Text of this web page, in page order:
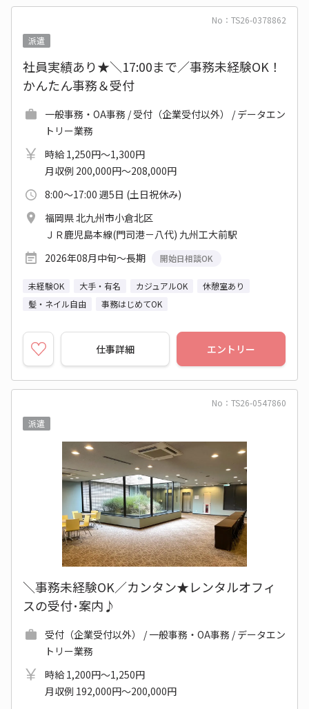
No：TS26-0378862
派遣
社員実績あり★＼17:00まで／事務未経験OK！
かんたん事務＆受付
一般事務・OA事務 / 受付（企業受付以外） / データエン
トリー業務
時給 1,250円～1,300円
月収例 200,000円～208,000円
8:00～17:00 週5日 (土日祝休み)
福岡県 北九州市小倉北区
ＪＲ鹿児島本線(門司港－八代) 九州工大前駅
2026年08月中旬～長期
開始日相談OK
未経験OK 大手・有名 カジュアルOK
休憩室あり
髪・ネイル自由
事務はじめてOK
仕事詳細 エントリー
No：TS26-0547860
派遣
＼事務未経験OK／カンタン★レンタルオフィ
スの受付･案内♪
受付（企業受付以外） / 一般事務・OA事務 / データエン
トリー業務
時給 1,200円～1,250円
月収例 192,000円～200,000円